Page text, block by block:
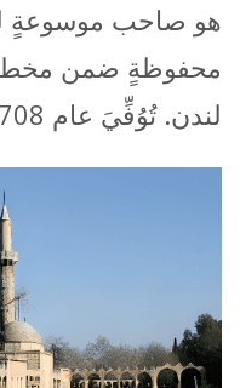
هو صاحب موسوعةٍ
محفوظةٍ ضمن
لندن. تُوُفِّيَ عام 708م.